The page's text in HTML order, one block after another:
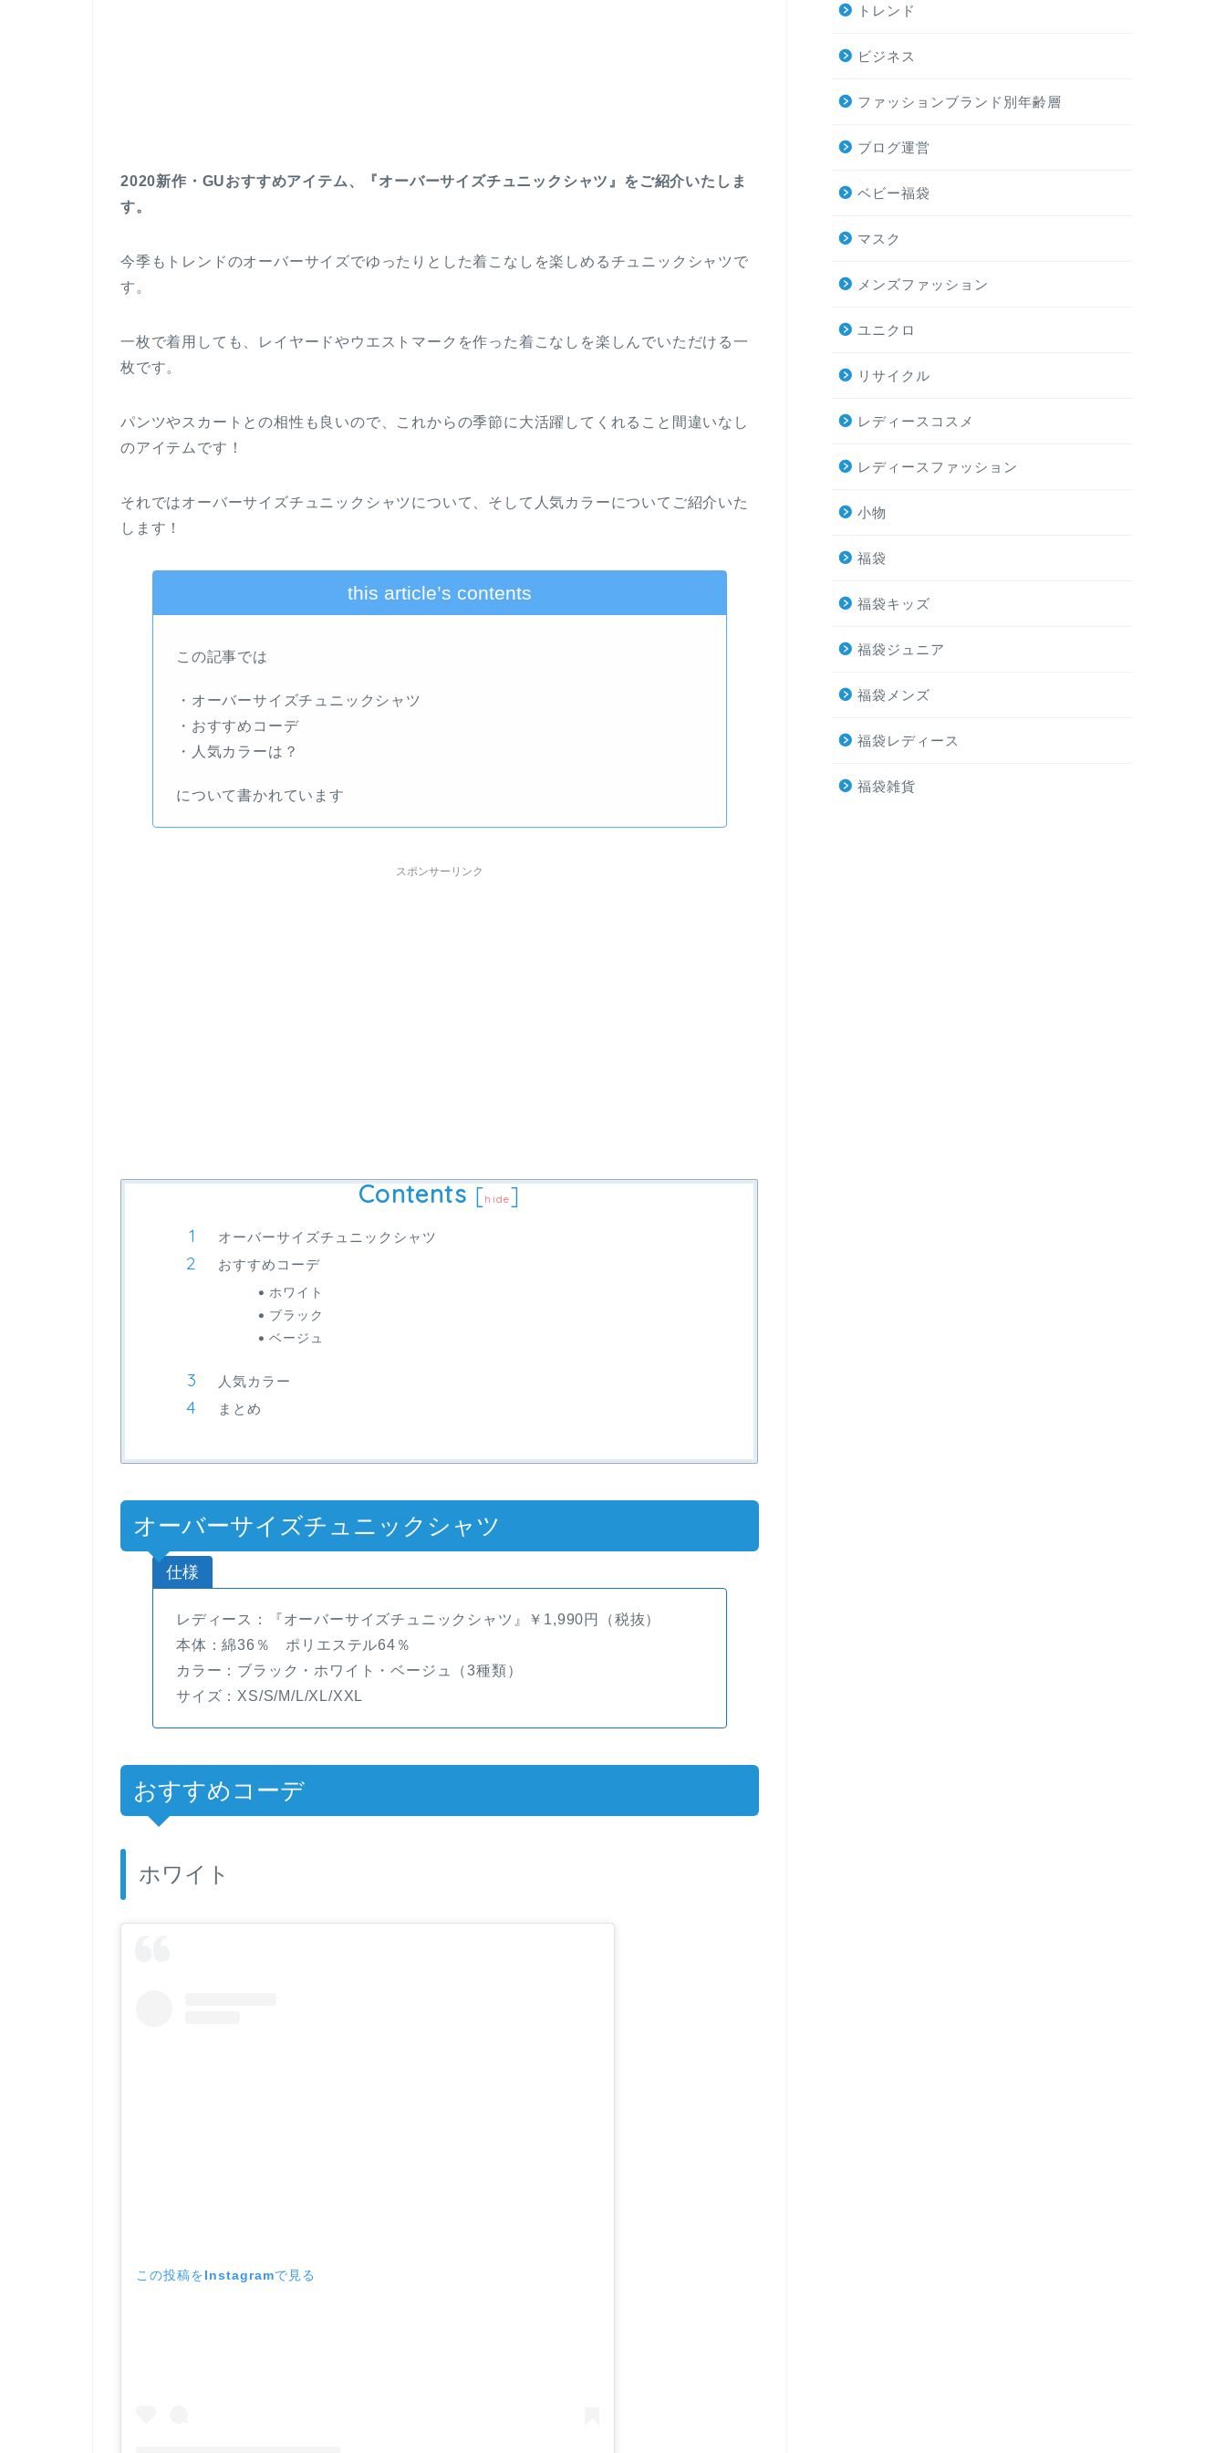
2020新作・GUおすすめアイテム、『オーバーサイズチュニックシャツ』をご紹介いたしま
す。
今季もトレンドのオーバーサイズでゆったりとした着こなしを楽しめるチュニックシャツで
す。
一枚で着用しても、レイヤードやウエストマークを作った着こなしを楽しんでいただける一
枚です。
パンツやスカートとの相性も良いので、これからの季節に大活躍してくれること間違いなし
のアイテムです！
それではオーバーサイズチュニックシャツについて、そして人気カラーについてご紹介いた
します！
this article’s contents
この記事では
・オーバーサイズチュニックシャツ
・おすすめコーデ
・人気カラーは？
について書かれています
スポンサーリンク
Contents [hide]
オーバーサイズチュニックシャツ
おすすめコーデ
ホワイト
ブラック
ベージュ
人気カラー
まとめ
オーバーサイズチュニックシャツ
仕様
レディース：『オーバーサイズチュニックシャツ』￥1,990円（税抜）
本体：綿36％ ポリエステル64％
カラー：ブラック・ホワイト・ベージュ（3種類）
サイズ：XS/S/M/L/XL/XXL
おすすめコーデ
ホワイト
この投稿をInstagramで見る
トレンド
ビジネス
ファッションブランド別年齢層
ブログ運営
ベビー福袋
マスク
メンズファッション
ユニクロ
リサイクル
レディースコスメ
レディースファッション
小物
福袋
福袋キッズ
福袋ジュニア
福袋メンズ
福袋レディース
福袋雑貨